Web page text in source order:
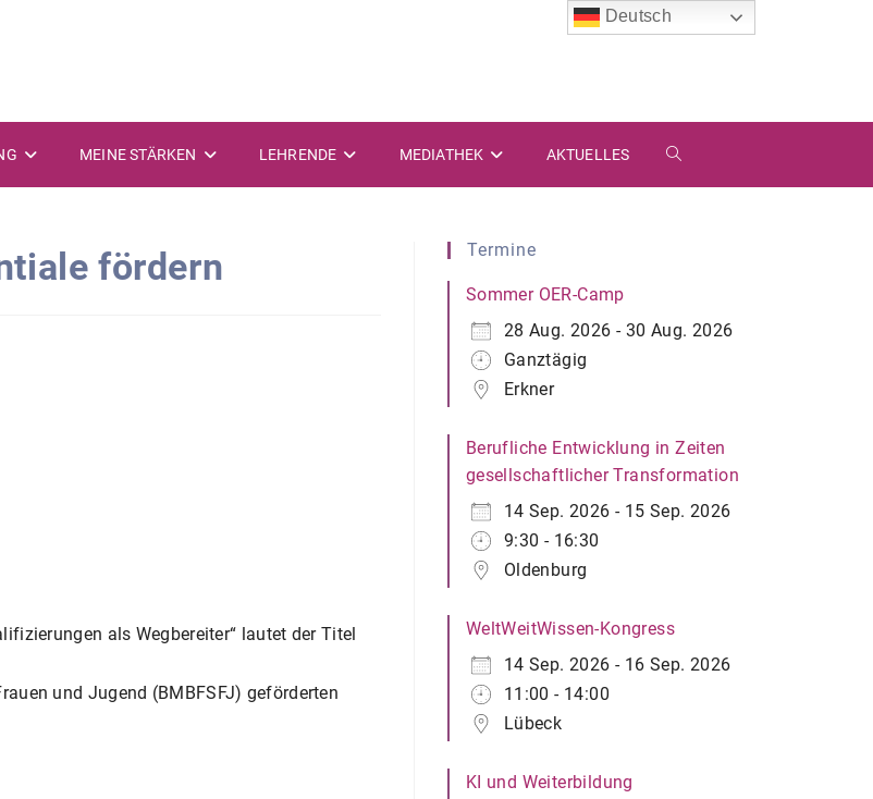
MEINE STÄRKEN LEHRENDE MEDIATHEK AKTUELLES WEBSITE-
fördern
als Wegbereiter“ lautet der Titel
und Jugend (BMBFSFJ) geförderten
Termine
Sommer OER-Camp
28 Aug. 2026 - 30 Aug. 2026
Ganztägig
Erkner
Berufliche Entwicklung in Zeiten
gesellschaftlicher Transformation
14 Sep. 2026 - 15 Sep. 2026
9:30 - 16:30
Oldenburg
WeltWeitWissen-Kongress
14 Sep. 2026 - 16 Sep. 2026
11:00 - 14:00
Lübeck
KI und Weiterbildung
Deutsch